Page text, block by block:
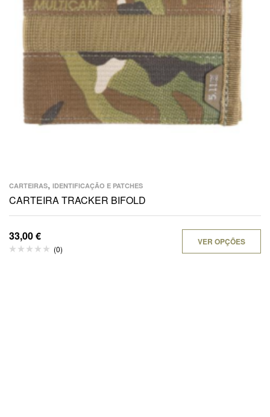
CARTEIRAS, IDENTIFICAÇÃO E PATCHES
CARTEIRA TRACKER BIFOLD
33,00€
(0)
VER OPÇÕES